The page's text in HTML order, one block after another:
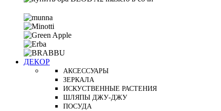
ДЕКОР
АКСЕССУАРЫ
ЗЕРКАЛА
ИСКУСТВЕННЫЕ РАСТЕНИЯ
ШЛЯПЫ ДЖУ-ДЖУ
ПОСУДА